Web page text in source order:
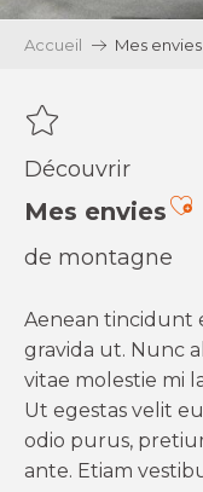
Accueil Mes envies
Découvrir
Mes envies
de montagne
Aenean tincidunt
gravida ut. Nunc
vitae molestie mi
Ut egestas velit
odio purus,
ante. Etiam